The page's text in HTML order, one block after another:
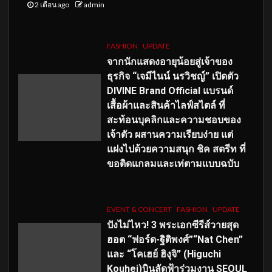
2 เดือน ago admin
FASHION UPDATE
จากนักแสดงอายุน้อยสู่เจ้าของ
ธุรกิจ “เจมีไนน์ นรวิชญ์” เปิดตัว
DIVINE Brand Official แบรนด์
เสื้อผ้าและสินค้าไลฟ์สไตล์ ที่
สะท้อนบุคลิกและความชอบของ
เจ้าตัว ผสานความเรียบง่าย แต่
แฝงไปด้วยความสนุก ชิค สตรีท ที่
ขอติดแกลมและเท่ตามแบบฉบับ
EVENT & CONCERT FASHION UPDATE
ปังไม่ไหว! 3 พระเอกซีรีส์วายสุด
ฮอต “ฟอร์ด-ฐิติพงศ์”“Nat Chen”
และ “โคเฮย์ ฮิงุจิ” (Higuchi
Kouhei)บินลัดฟ้าร่วมงาน SEOUL